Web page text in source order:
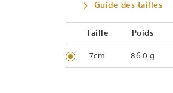
Guide des tailles
Taille Poids
7cm 86.0 g